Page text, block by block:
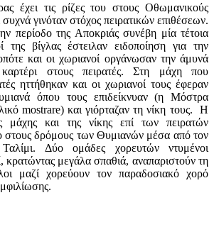
έχει τις ρίζες του στους Οθωμανικούς
γινόταν στόχος πειρατικών επιθέσεων.
περίοδο της Αποκριάς συνέβη μία τέτοια
της βίγλας έστειλαν ειδοποίηση για την
και οι χωριανοί οργάνωσαν την άμυνά
στους πειρατές. Στη μάχη που
ηττήθηκαν και οι χωριανοί τους έφεραν
όπου τους επιδείκνυαν (η Μόστρα
mostrare) και γιόρταζαν τη νίκη τους. Η
μάχης και της νίκης επί των πειρατών
στους δρόμους των Θυμιανών μέσα από τον
Δύο ομάδες χορευτών ντυμένοι
κρατώντας μεγάλα σπαθιά, αναπαριστούν τη
μαζί χορεύουν τον παραδοσιακό χορό